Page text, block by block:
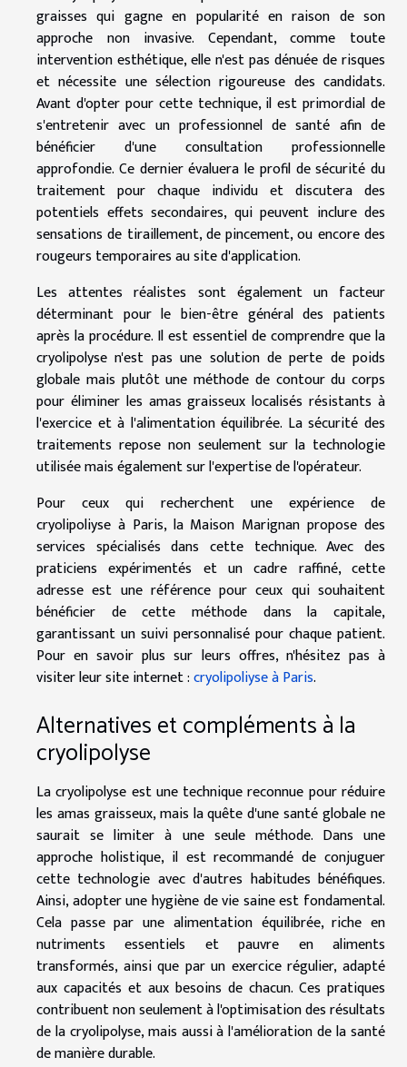
graisses qui gagne en popularité en raison de son
approche non invasive. Cependant, comme toute
intervention esthétique, elle n'est pas dénuée de risques
et nécessite une sélection rigoureuse des candidats.
Avant d'opter pour cette technique, il est primordial de
s'entretenir avec un professionnel de santé afin de
bénéficier d'une consultation professionnelle
approfondie. Ce dernier évaluera le profil de sécurité du
traitement pour chaque individu et discutera des
potentiels effets secondaires, qui peuvent inclure des
sensations de tiraillement, de pincement, ou encore des
rougeurs temporaires au site d'application.
Les attentes réalistes sont également un facteur
déterminant pour le bien-être général des patients
après la procédure. Il est essentiel de comprendre que la
cryolipolyse n'est pas une solution de perte de poids
globale mais plutôt une méthode de contour du corps
pour éliminer les amas graisseux localisés résistants à
l'exercice et à l'alimentation équilibrée. La sécurité des
traitements repose non seulement sur la technologie
utilisée mais également sur l'expertise de l'opérateur.
Pour ceux qui recherchent une expérience de
cryolipoliyse à Paris, la Maison Marignan propose des
services spécialisés dans cette technique. Avec des
praticiens expérimentés et un cadre raffiné, cette
adresse est une référence pour ceux qui souhaitent
bénéficier de cette méthode dans la capitale,
garantissant un suivi personnalisé pour chaque patient.
Pour en savoir plus sur leurs offres, n'hésitez pas à
visiter leur site internet :cryolipoliyse à Paris.
Alternatives et compléments à la
cryolipolyse
La cryolipolyse est une technique reconnue pour réduire
les amas graisseux, mais la quête d'une santé globale ne
saurait se limiter à une seule méthode. Dans une
approche holistique, il est recommandé de conjuguer
cette technologie avec d'autres habitudes bénéfiques.
Ainsi, adopter une hygiène de vie saine est fondamental.
Cela passe par une alimentation équilibrée, riche en
nutriments essentiels et pauvre en aliments
transformés, ainsi que par un exercice régulier, adapté
aux capacités et aux besoins de chacun. Ces pratiques
contribuent non seulement à l'optimisation des résultats
de la cryolipolyse, mais aussi à l'amélioration de la santé
de manière durable.